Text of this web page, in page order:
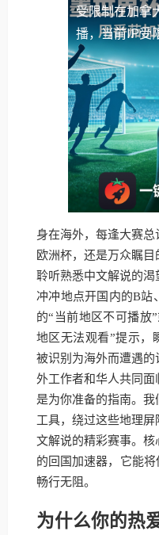
受限制在加拿
播，当前IP受
身在海外，每逢大赛
欧洲杯，还是万众瞩目
聆听熟悉中文解说的
冲冲地点开国内的B站
的“当前地区不可播放
地区无法观看”提示，
被识别为海外而遭遇
外工作者和华人共同
是为你准备的指南。
工具，绕过这些地理
文解说的精彩赛事。
的回国加速器，它能
畅行无阻。
为什么你的热